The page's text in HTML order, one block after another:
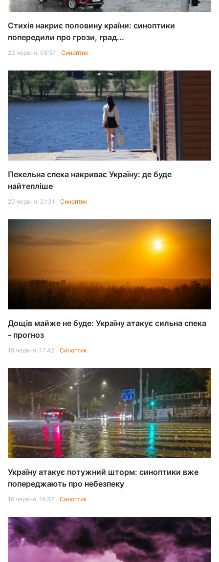
Стихія накриє половину країни: синоптики
попередили про грози, град...
23 червня, 08:57 Синоптик
Пекельна спека накриває Україну: де буде
найтепліше
20 червня, 21:31 Синоптик
Дощів майже не буде: Україну атакує сильна спека
- прогноз
19 червня, 17:42 Синоптик
Україну атакує потужний шторм: синоптики вже
попереджають про небезпеку
16 червня, 19:37 Синоптик